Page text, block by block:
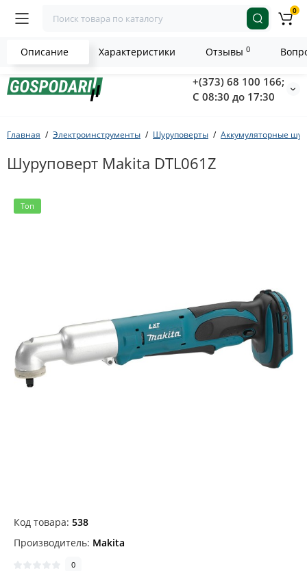
+(373) 68 100 166;
С 08:30 до 17:30
0
Главная Электроинструменты Шуруповерты Аккумуляторные
Шуруповерт Makita DTL061Z
Топ
Код товара: 538
Производитель: Makita
0
Описание Характеристики Отзывы 0